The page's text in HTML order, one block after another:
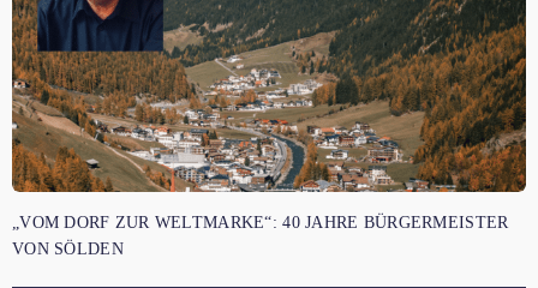
„VOM DORF ZUR WELTMARKE“: 40 JAHRE BÜRGERMEISTER
VON SÖLDEN